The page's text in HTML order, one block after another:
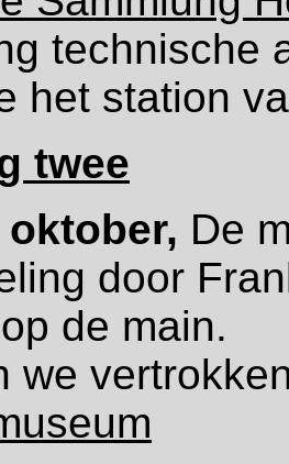
technische
het station
twee
De
door
op de main.
we